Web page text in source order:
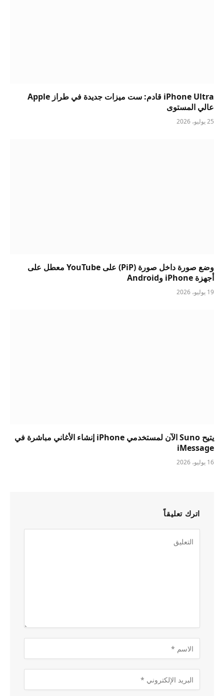
iPhone Ultra قادم: ست ميزات جديدة في طراز Apple
عالي المستوى
25 يوليو، 2026
وضع صورة داخل صورة (PiP) على YouTube معطل على
أجهزة iPhone وAndroid
19 يوليو، 2026
يتيح Suno الآن لمستخدمي iPhone إنشاء الأغاني مباشرة في
iMessage
16 يوليو، 2026
اترك تعليقاً